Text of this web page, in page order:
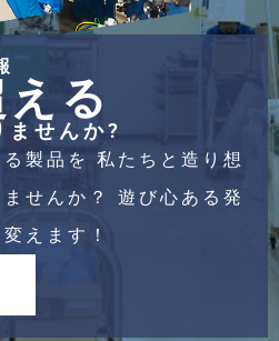
る
ませんか?
製品を 私たちと造り想
せんか？ 遊び心ある発
えます！